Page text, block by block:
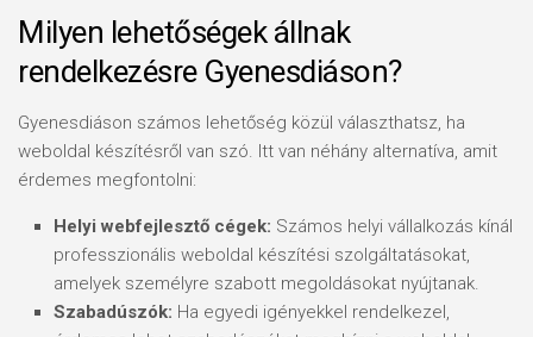
Milyen lehetőségek állnak
rendelkezésre Gyenesdiáson?
Gyenesdiáson számos lehetőség közül választhatsz, ha
weboldal készítésről van szó. Itt van néhány alternatíva, amit
érdemes megfontolni:
Helyi webfejlesztő cégek: Számos helyi vállalkozás kínál
professzionális weboldal készítési szolgáltatásokat,
amelyek személyre szabott megoldásokat nyújtanak.
Szabadúszók: Ha egyedi igényekkel rendelkezel,